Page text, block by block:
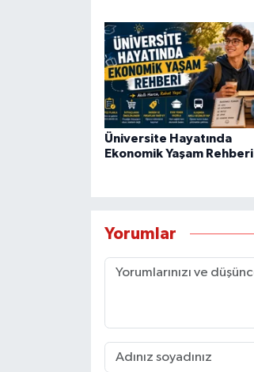
Üniversite Hayatında
Ekonomik Yaşam Rehberi
Yorumlar